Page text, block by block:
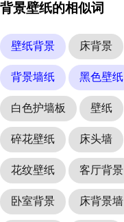
背景壁纸的相似词
壁纸背景 床背景
背景墙纸 黑色壁纸
白色护墙板 壁纸
碎花壁纸 床头墙
花纹壁纸 客厅背景
卧室背景 床背景墙